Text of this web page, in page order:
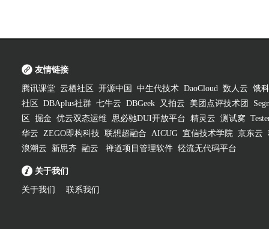
友情链接
腾讯课堂 云栖社区 开源中国 中生代技术 DaoCloud 数人云 饿
社区
DBAplus社群 七牛云 DBGeek 又拍云 美团点评技术团
区
掘金 优云双态运维 思必驰DUI开放平台 精灵云 测试窝
华云 ZEGO即构科技 联想超融合 AICUG 宜信技术学院 京东云
浪潮云
新思齐 融云 禅道项目管理软件 轻流无代码平台
关于我们
关于我们 联系我们